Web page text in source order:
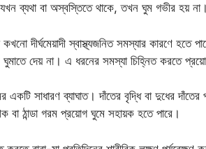
ব্যথা বা অস্বস্তিতে থাকে, তখন ঘুম গভীর হয় না।
দীর্ঘমেয়াদী স্বাস্থ্যজনিত সমস্যার কারণে হতে
দেয় না। এ ধরনের সমস্যা চিহ্নিত করতে
একটি সাধারণ ব্যাঘাত। দাঁতের বৃদ্ধি বা দুধের
বা ঠান্ডা গরম প্রয়োগ ঘুমে সহায়ক হতে পারে।